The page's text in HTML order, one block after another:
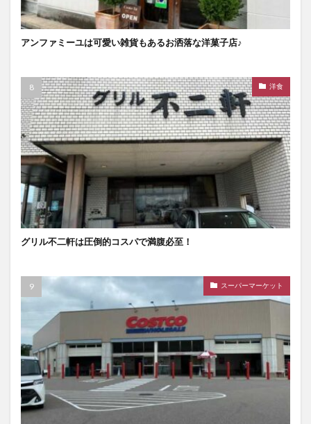
アンファミーユは可愛い雑貨もあるお洒落な洋菓子店♪
洋食
グリル不二軒は圧倒的コスパで満腹必至！
スーパーマーケット